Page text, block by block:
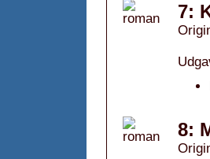
7:
8: